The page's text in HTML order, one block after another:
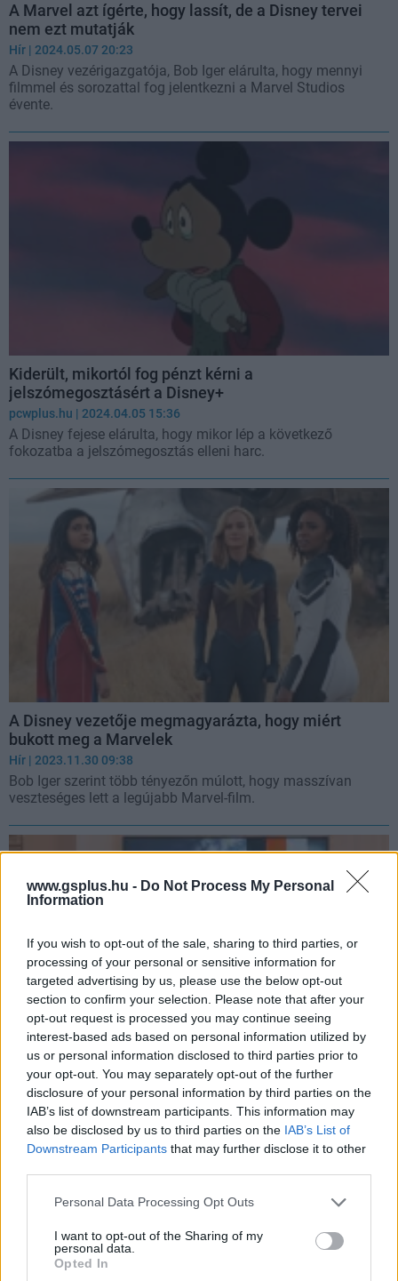
www.gsplus.hu - Do Not Process My Personal
Information
If you wish to opt-out of the sale, sharing to third parties, or
processing of your personal or sensitive information for
targeted advertising by us, please use the below opt-out
section to confirm your selection. Please note that after your
opt-out request is processed you may continue seeing
interest-based ads based on personal information utilized by
us or personal information disclosed to third parties prior to
your opt-out. You may separately opt-out of the further
disclosure of your personal information by third parties on the
IAB’s list of downstream participants. This information may
also be disclosed by us to third parties on the IAB’s List of
Downstream Participants that may further disclose it to other
Please note that this website/app uses one or more Google
not limited to your visit or usage behaviour. You may click to
grant or deny consent to Google and its third-party tags to
use your data for below specified purposes in below Google
Personal Data Processing Opt Outs
I want to opt-out of the Sharing of my
personal data.
Opted In
A Marvel azt ígérte, hogy lassít, de a Disney tervei
nem ezt mutatják
Hír | 2024.05.07 20:23
A Disney vezérigazgatója, Bob Iger elárulta, hogy mennyi
filmmel és sorozattal fog jelentkezni a Marvel Studios
évente.
Kiderült, mikortól fog pénzt kérni a
jelszómegosztásért a Disney+
pcwplus.hu | 2024.04.05 15:36
A Disney fejese elárulta, hogy mikor lép a következő
fokozatba a jelszómegosztás elleni harc.
A Disney vezetője megmagyarázta, hogy miért
bukott meg a Marvelek
Hír | 2023.11.30 09:38
Bob Iger szerint több tényezőn múlott, hogy masszívan
veszteséges lett a legújabb Marvel-film.
Még mindig tragikus számokat mutat a Disney+
üzleti eredménye, de összességében
reménykedhetünk, és fontos változás jön a
közeljövőben
pcwplus.hu| 2023.11.10 08:58